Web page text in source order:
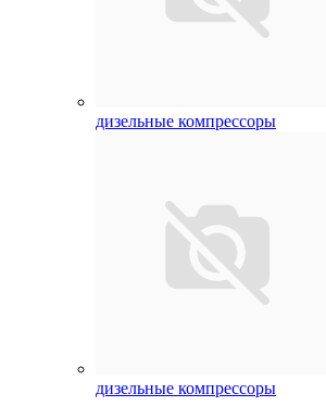
дизельные компрессоры
дизельные компрессоры